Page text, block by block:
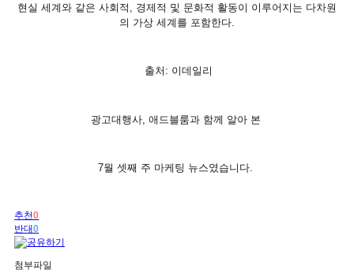
현실 세계와 같은 사회적, 경제적 및 문화적 활동이 이루어지는 다차원
의 가상 세계를 포함한다
출처: 이데일리
광고대행사, 애드블룸과 함께 알아 본
7월 셋째 주 마케팅 뉴스였습니다.
추천0
반대0
첨부파일